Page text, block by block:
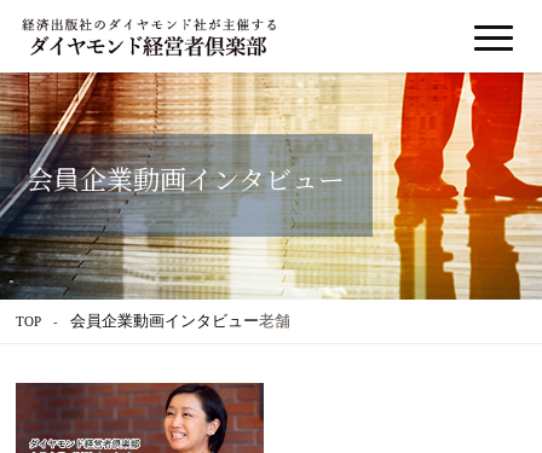
会員企業動画インタビュー
TOP 会員企業動画インタビュー老舗